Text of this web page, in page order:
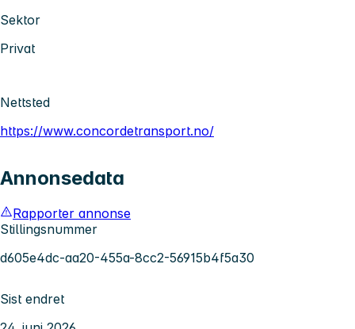
Sektor
Privat
Nettsted
https://www.concordetransport.no/
Annonsedata
Rapporter annonse
Stillingsnummer
d605e4dc-aa20-455a-8cc2-56915b4f5a30
Sist endret